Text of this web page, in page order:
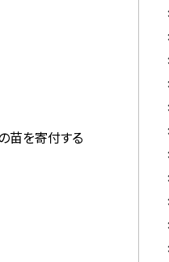
苗を寄付する